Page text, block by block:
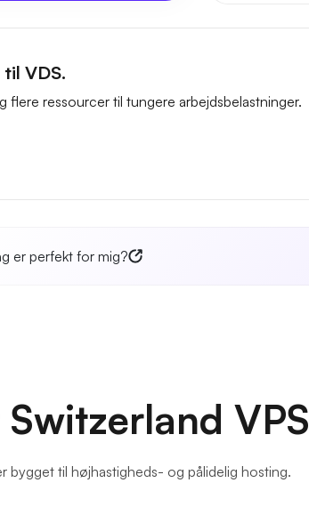
VDS.
ressourcer til tungere arbejdsbelastninger.
er perfekt for mig?
VPS
bygget til højhastigheds- og pålidelig hosting.